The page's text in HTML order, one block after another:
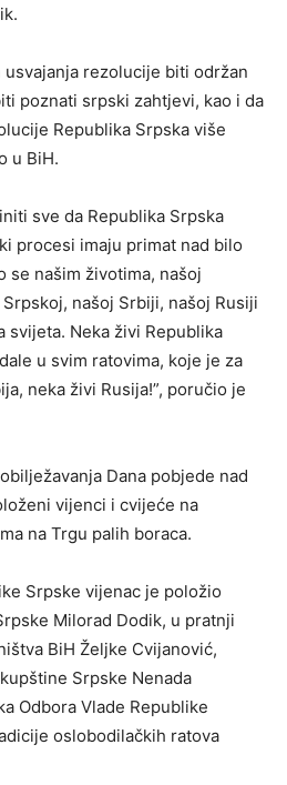
usvajanja rezolucije biti održan
poznati srpski zahtjevi, kao i da
Republika Srpska više
u BiH.
sve da Republika Srpska
procesi imaju primat nad bilo
se našim životima, našoj
našoj Srbiji, našoj Rusiji
svijeta. Neka živi Republika
u svim ratovima, koje je za
neka živi Rusija!”, poručio je
Dana pobjede nad
vijenci i cvijeće na
na Trgu palih boraca.
Srpske vijenac je položio
Milorad Dodik, u pratnji
BiH Željke Cvijanović,
Srpske Nenada
Odbora Vlade Republike
oslobodilačkih ratova